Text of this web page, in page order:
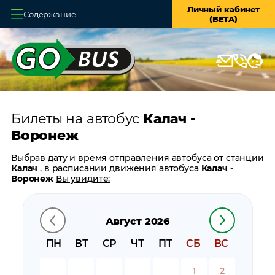
Содержание
Личный кабинет
(BETA)
Главная
О системе
Оплата и доставка
Возврат билетов
Заказ автобуса
Контакты
Билеты на автобус Калач -
Воронеж
Август 2026
ПН
ВТ СР ЧТ ПТ СБ ВС
1 2
Выбрав дату и время отправления автобуса от станции
Калач, в расписании движения автобусаКалач -
Воронеж Вы увидите:
время прибытия
время в пути
цену билета
Калач